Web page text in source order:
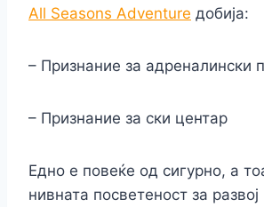
All Seasons Adventure добија:
– Признание за адреналински
– Признание за ски центар
Едно е повеќе од сигурно, а
нивната посветеност за